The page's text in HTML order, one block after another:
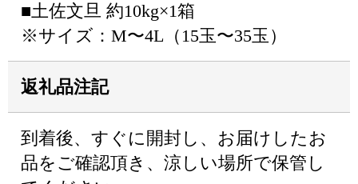
■土佐文旦 約10kg×1箱
※サイズ：M〜4L（15玉〜35玉）
返礼品注記
到着後、すぐに開封し、お届けしたお
品をご確認頂き、涼しい場所で保管し